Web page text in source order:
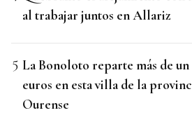
al trabajar juntos en Allariz
La Bonoloto reparte más de
euros en esta villa de la
Ourense